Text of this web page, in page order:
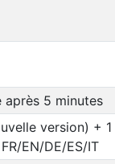
5 minutes
version) +
EN/DE/ES/IT